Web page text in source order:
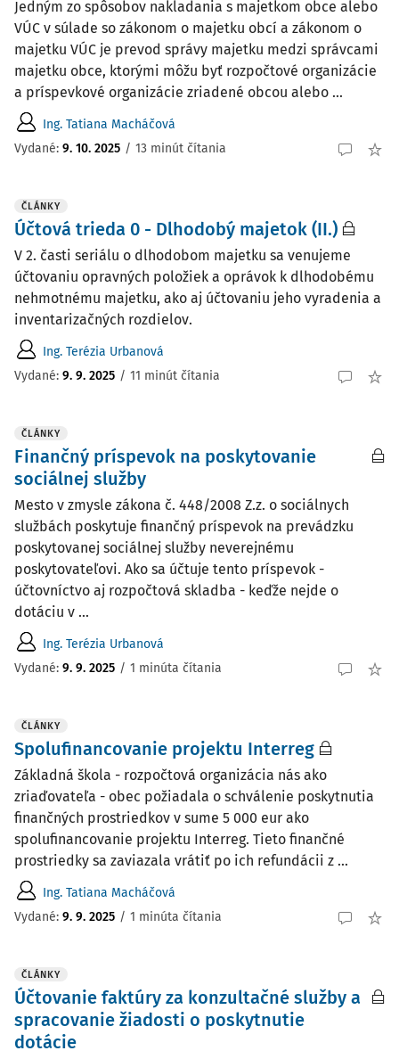
Jedným zo spôsobov nakladania s majetkom obce alebo
VÚC v súlade so zákonom o majetku obcí a zákonom o
majetku VÚC je prevod správy majetku medzi správcami
majetku obce, ktorými môžu byť rozpočtové organizácie
a príspevkové organizácie zriadené obcou alebo ...
Ing. Tatiana Macháčová
Vydané: 9. 10. 2025 / 13 minút čítania
ČLÁNKY
Účtová trieda 0 - Dlhodobý majetok (II.)
V 2. časti seriálu o dlhodobom majetku sa venujeme
účtovaniu opravných položiek a oprávok k dlhodobému
nehmotnému majetku, ako aj účtovaniu jeho vyradenia a
inventarizačných rozdielov.
Ing. Terézia Urbanová
Vydané: 9. 9. 2025 / 11 minút čítania
ČLÁNKY
Finančný príspevok na poskytovanie
sociálnej služby
Mesto v zmysle zákona č. 448/2008 Z.z. o sociálnych
službách poskytuje finančný príspevok na prevádzku
poskytovanej sociálnej služby neverejnému
poskytovateľovi. Ako sa účtuje tento príspevok -
účtovníctvo aj rozpočtová skladba - keďže nejde o
dotáciu v ...
Ing. Terézia Urbanová
Vydané: 9. 9. 2025 / 1 minúta čítania
ČLÁNKY
Spolufinancovanie projektu Interreg
Základná škola - rozpočtová organizácia nás ako
zriaďovateľa - obec požiadala o schválenie poskytnutia
finančných prostriedkov v sume 5 000 eur ako
spolufinancovanie projektu Interreg. Tieto finančné
prostriedky sa zaviazala vrátiť po ich refundácii z ...
Ing. Tatiana Macháčová
Vydané: 9. 9. 2025 / 1 minúta čítania
ČLÁNKY
Účtovanie faktúry za konzultačné služby a
spracovanie žiadosti o poskytnutie
dotácie